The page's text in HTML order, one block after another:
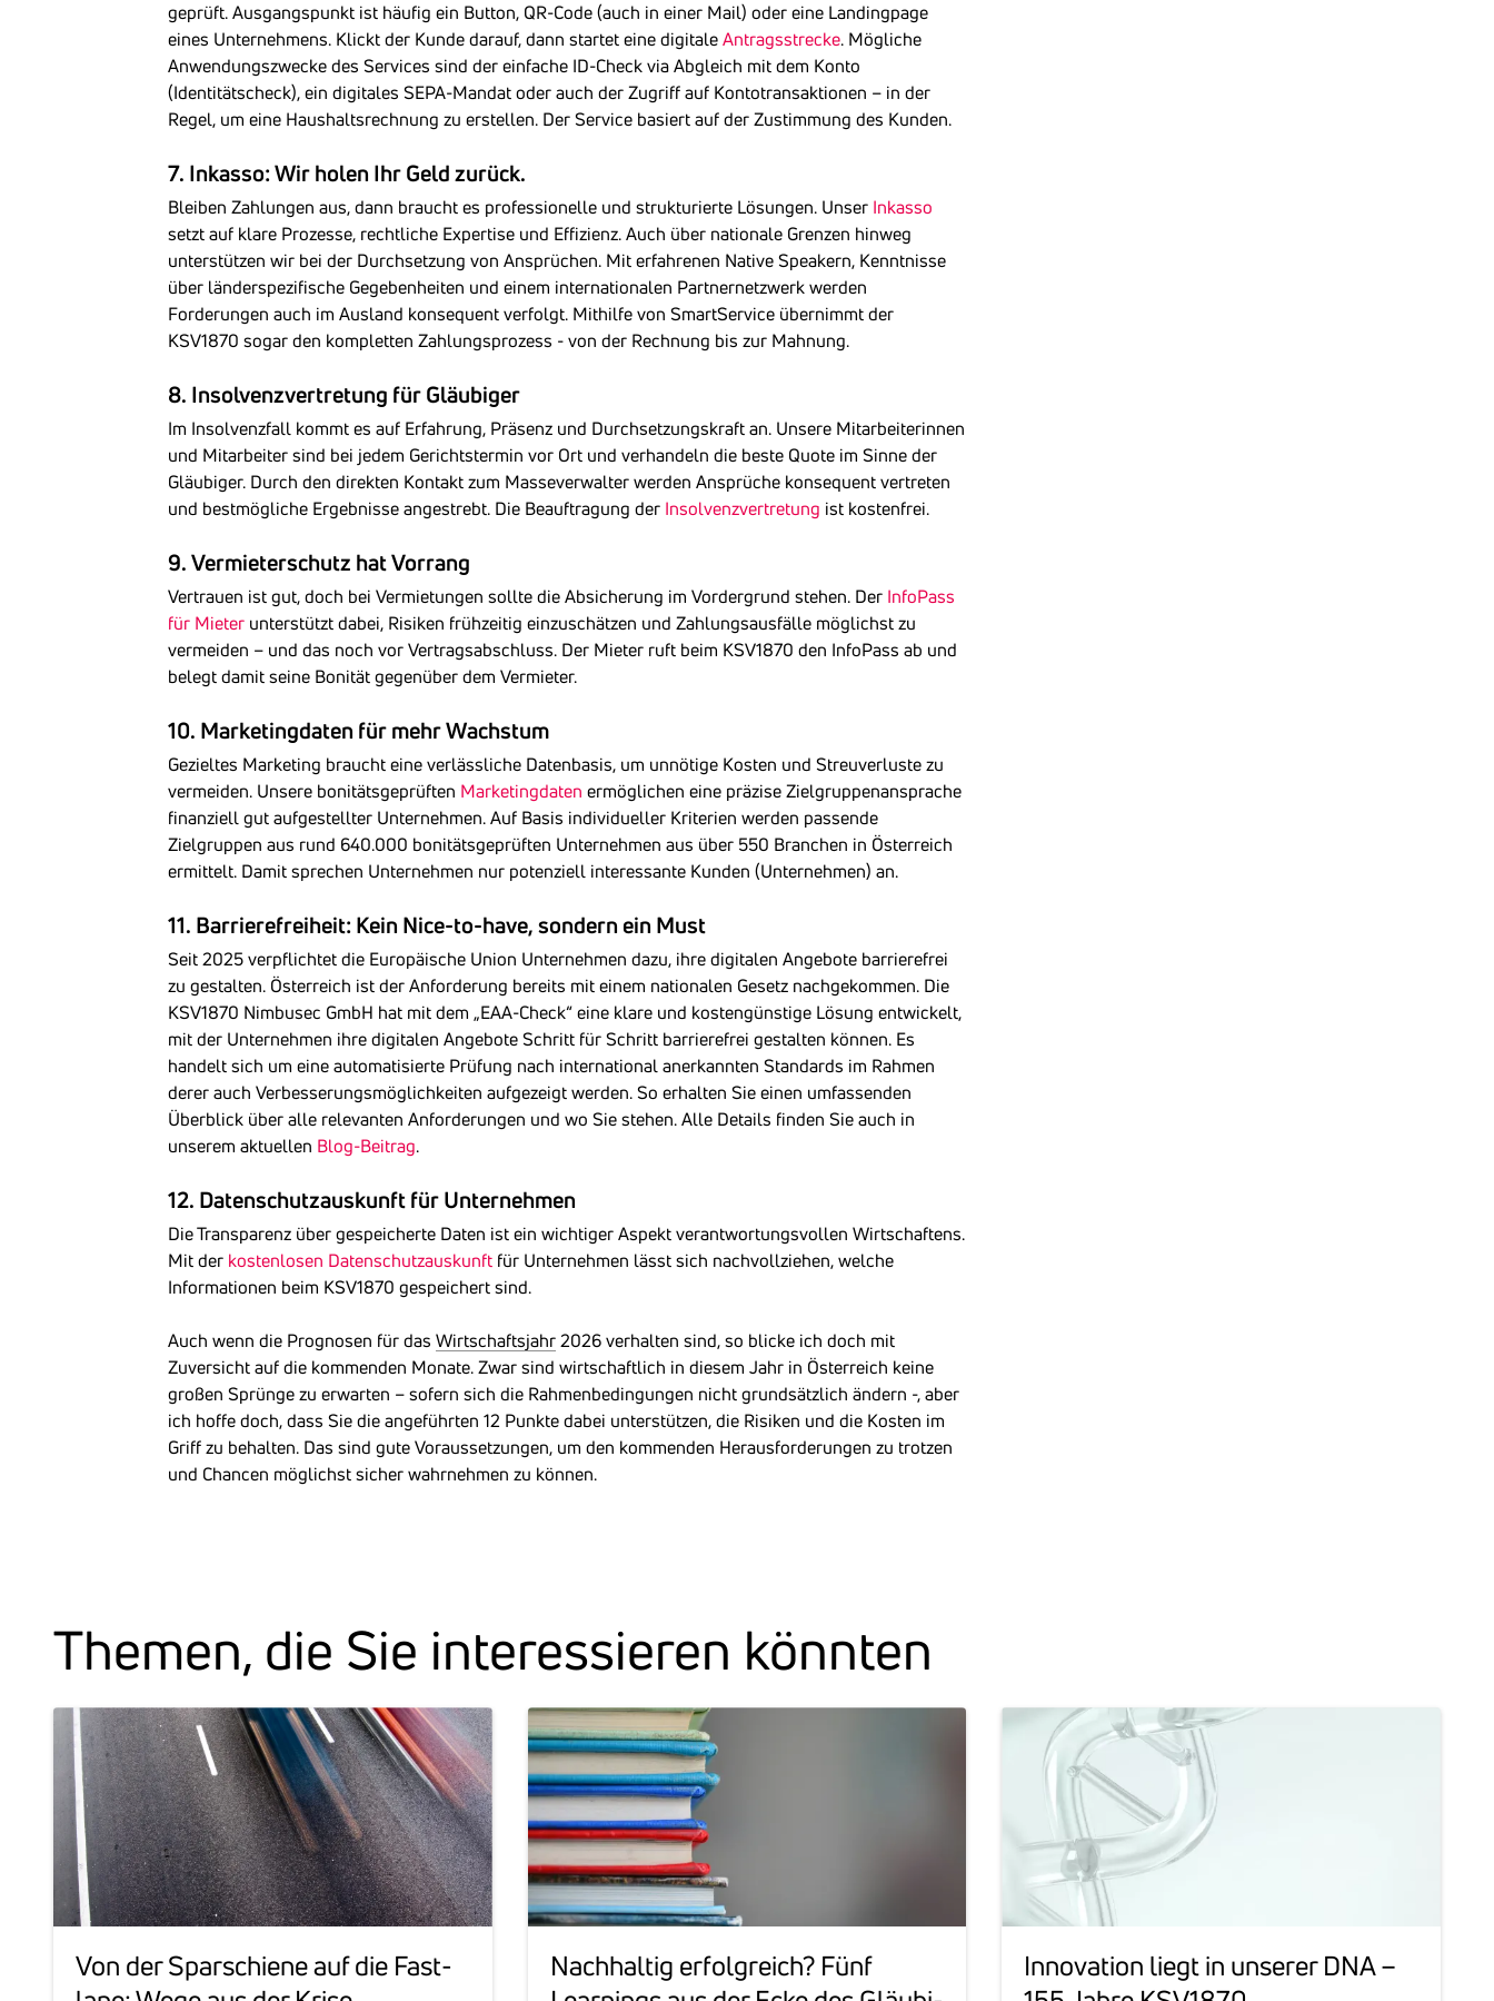
geprüft. Ausgangspunkt ist häufig ein Button, QR-Code (auch in einer Mail) oder eine Landingpage
eines Unternehmens. Klickt der Kunde darauf, dann startet eine digitaleAntragsstrecke. Mögliche
Anwendungszwecke des Services sind der einfache ID-Check via Abgleich mit dem Konto
(Identitätscheck), ein digitales SEPA-Mandat oder auch der Zugriff auf Kontotransaktionen – in der
Regel, um eine Haushaltsrechnung zu erstellen. Der Service basiert auf der Zustimmung des Kunden.
7. Inkasso: Wir holen Ihr Geld zurück.
Bleiben Zahlungen aus, dann braucht es professionelle und strukturierte Lösungen. Unser Inkasso
setzt auf klare Prozesse, rechtliche Expertise und Effizienz. Auch über nationale Grenzen hinweg
unterstützen wir bei der Durchsetzung von Ansprüchen. Mit erfahrenen Native Speakern, Kenntnisse
über länderspezifische Gegebenheiten und einem internationalen Partnernetzwerk werden
Forderungen auch im Ausland konsequent verfolgt. Mithilfe von SmartService übernimmt der
KSV1870 sogar den kompletten Zahlungsprozess - von der Rechnung bis zur Mahnung.
8. Insolvenzvertretung für Gläubiger
Im Insolvenzfall kommt es auf Erfahrung, Präsenz und Durchsetzungskraft an. Unsere Mitarbeiterinnen
und Mitarbeiter sind bei jedem Gerichtstermin vor Ort und verhandeln die beste Quote im Sinne der
Gläubiger. Durch den direkten Kontakt zum Masseverwalter werden Ansprüche konsequent vertreten
und bestmögliche Ergebnisse angestrebt. Die Beauftragung der Insolvenzvertretung ist kostenfrei.
9. Vermieterschutz hat Vorrang
Vertrauen ist gut, doch bei Vermietungen sollte die Absicherung im Vordergrund stehen. Der InfoPass
für Mieter unterstützt dabei, Risiken frühzeitig einzuschätzen und Zahlungsausfälle möglichst zu
vermeiden – und das noch vor Vertragsabschluss. Der Mieter ruft beim KSV1870 den InfoPass ab und
belegt damit seine Bonität gegenüber dem Vermieter.
10. Marketingdaten für mehr Wachstum
Gezieltes Marketing braucht eine verlässliche Datenbasis, um unnötige Kosten und Streuverluste zu
vermeiden. Unsere bonitätsgeprüften Marketingdaten ermöglichen eine präzise Zielgruppenansprache
finanziell gut aufgestellter Unternehmen. Auf Basis individueller Kriterien werden passende
Zielgruppen aus rund 640.000 bonitätsgeprüften Unternehmen aus über 550 Branchen in Österreich
ermittelt. Damit sprechen Unternehmen nur potenziell interessante Kunden (Unternehmen) an.
11. Barrierefreiheit: Kein Nice-to-have, sondern ein Must
Seit 2025 verpflichtet die Europäische Union Unternehmen dazu, ihre digitalen Angebote barrierefrei
zu gestalten. Österreich ist der Anforderung bereits mit einem nationalen Gesetz nachgekommen. Die
KSV1870 Nimbusec GmbH hat mit dem „EAA-Check“ eine klare und kostengünstige Lösung entwickelt,
mit der Unternehmen ihre digitalen Angebote Schritt für Schritt barrierefrei gestalten können. Es
handelt sich um eine automatisierte Prüfung nach international anerkannten Standards im Rahmen
derer auch Verbesserungsmöglichkeiten aufgezeigt werden. So erhalten Sie einen umfassenden
Überblick über alle relevanten Anforderungen und wo Sie stehen. Alle Details finden Sie auch in
unserem aktuellen Blog-Beitrag.
12. Datenschutzauskunft für Unternehmen
Die Transparenz über gespeicherte Daten ist ein wichtiger Aspekt verantwortungsvollen Wirtschaftens.
Mit der kostenlosen Datenschutzauskunft für Unternehmen lässt sich nachvollziehen, welche
Informationen beim KSV1870 gespeichert sind.
Auch wenn die Prognosen für dasWirtschaftsjahr 2026 verhalten sind, so blicke ich doch mit
Zuversicht auf die kommenden Monate. Zwar sind wirtschaftlich in diesem Jahr in Österreich keine
großen Sprünge zu erwarten – sofern sich die Rahmenbedingungen nicht grundsätzlich ändern -, aber
ich hoffe doch, dass Sie die angeführten 12 Punkte dabei unterstützen, die Risiken und die Kosten im
Griff zu behalten. Das sind gute Voraussetzungen, um den kommenden Herausforderungen zu trotzen
und Chancen möglichst sicher wahrnehmen zu können.
Themen, die Sie inter­es­sieren könnten
Von der Spar­schiene auf die Fast­
Nach­haltig erfolg­reich? Fünf
Inno­va­tion liegt in unserer DNA –